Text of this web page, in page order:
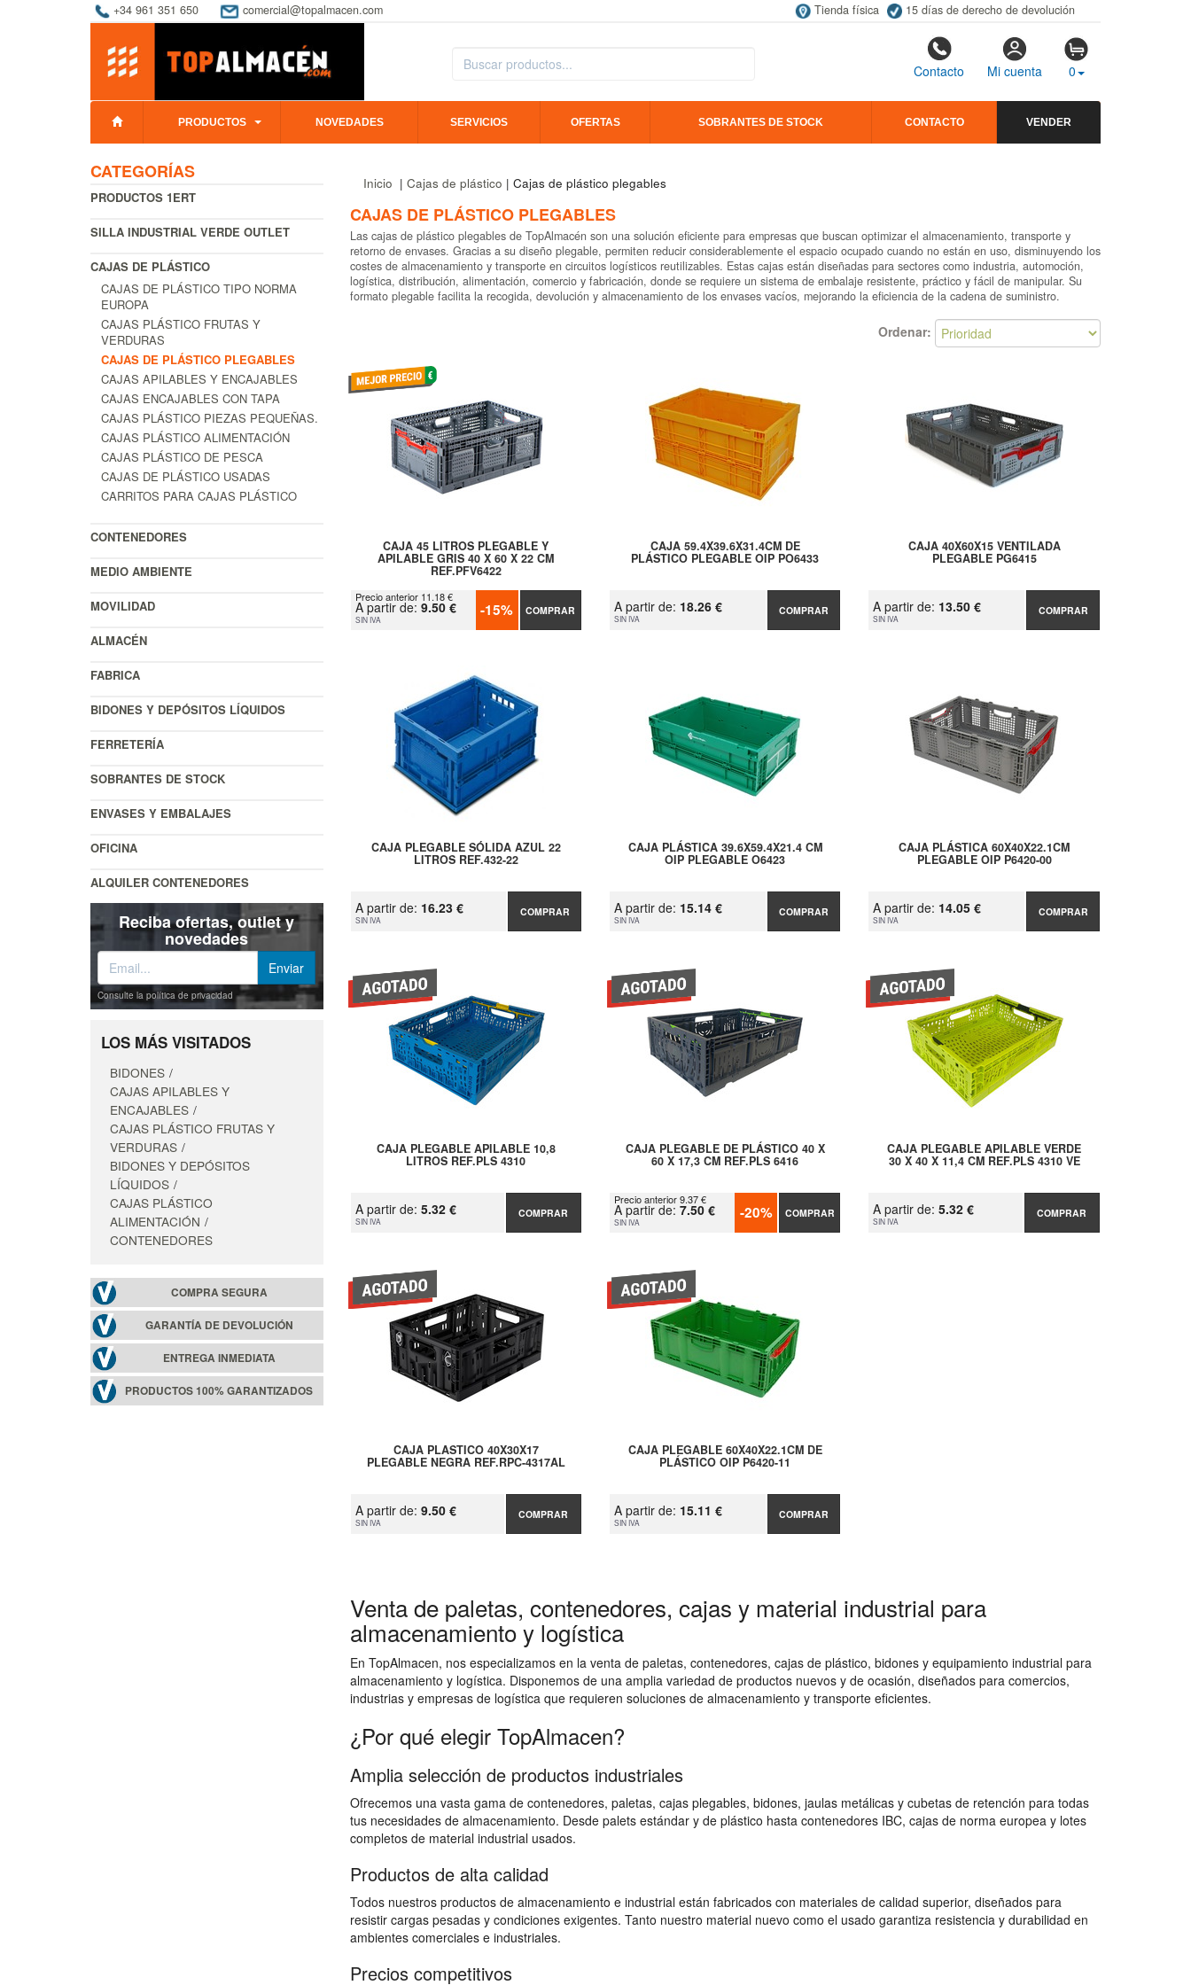
+34 961 351 650 comercial@topalmacen.com Tienda física 15 días de derecho de devolución
Contacto Mi cuenta 0
PRODUCTOS NOVEDADES SERVICIOS OFERTAS SOBRANTES DE STOCK CONTACTO VENDER
CATEGORÍAS
PRODUCTOS 1ERT
SILLA INDUSTRIAL VERDE OUTLET
CAJAS DE PLÁSTICO
CAJAS DE PLÁSTICO TIPO NORMA
EUROPA
CAJAS PLÁSTICO FRUTAS Y
VERDURAS
CAJAS DE PLÁSTICO PLEGABLES
CAJAS APILABLES Y ENCAJABLES
CAJAS ENCAJABLES CON TAPA
CAJAS PLÁSTICO PIEZAS PEQUEÑAS.
CAJAS PLÁSTICO ALIMENTACIÓN
CAJAS PLÁSTICO DE PESCA
CAJAS DE PLÁSTICO USADAS
CARRITOS PARA CAJAS PLÁSTICO
CONTENEDORES
MEDIO AMBIENTE
MOVILIDAD
ALMACÉN
FABRICA
BIDONES Y DEPÓSITOS LÍQUIDOS
FERRETERÍA
SOBRANTES DE STOCK
ENVASES Y EMBALAJES
OFICINA
ALQUILER CONTENEDORES
Reciba ofertas, outlet y
novedades
Consulte la política de privacidad
LOS MÁS VISITADOS
BIDONES
CAJAS APILABLES Y
ENCAJABLES
CAJAS PLÁSTICO FRUTAS Y
VERDURAS
BIDONES Y DEPÓSITOS
LÍQUIDOS
CAJAS PLÁSTICO
ALIMENTACIÓN
CONTENEDORES
COMPRA SEGURA
GARANTÍA DE DEVOLUCIÓN
ENTREGA INMEDIATA
PRODUCTOS 100% GARANTIZADOS
Inicio | Cajas de plástico | Cajas de plástico plegables
CAJAS DE PLÁSTICO PLEGABLES
Las cajas de plástico plegables de TopAlmacén son una solución eficiente para empresas que buscan optimizar el almacenamiento, transporte y
retorno de envases. Gracias a su diseño plegable, permiten reducir considerablemente el espacio ocupado cuando no están en uso, disminuyendo los
costes de almacenamiento y transporte en circuitos logísticos reutilizables. Estas cajas están diseñadas para sectores como industria, automoción,
logística, distribución, alimentación, comercio y fabricación, donde se requiere un sistema de embalaje resistente, práctico y fácil de manipular. Su
formato plegable facilita la recogida, devolución y almacenamiento de los envases vacíos, mejorando la eficiencia de la cadena de suministro.
Ordenar:
CAJA 45 LITROS PLEGABLE Y
APILABLE GRIS 40 X 60 X 22 CM
REF.PFV6422
Precio anterior 11.18 €
A partir de: 9.50 €
SIN IVA -15% COMPRAR
CAJA 59.4X39.6X31.4CM DE
PLÁSTICO PLEGABLE OIP PO6433
A partir de: 18.26 €
SIN IVA
COMPRAR
CAJA 40X60X15 VENTILADA
PLEGABLE PG6415
A partir de: 13.50 €
SIN IVA
COMPRAR
CAJA PLEGABLE SÓLIDA AZUL 22
LITROS REF.432-22
A partir de: 16.23 €
SIN IVA
COMPRAR
CAJA PLÁSTICA 39.6X59.4X21.4 CM
OIP PLEGABLE O6423
A partir de: 15.14 €
SIN IVA
COMPRAR
CAJA PLÁSTICA 60X40X22.1CM
PLEGABLE OIP P6420-00
A partir de: 14.05 €
SIN IVA
COMPRAR
CAJA PLEGABLE APILABLE 10,8
LITROS REF.PLS 4310
A partir de: 5.32 €
SIN IVA
COMPRAR
CAJA PLEGABLE DE PLÁSTICO 40 X
60 X 17,3 CM REF.PLS 6416
Precio anterior 9.37 €
A partir de: 7.50 €
SIN IVA -20% COMPRAR
CAJA PLEGABLE APILABLE VERDE
30 X 40 X 11,4 CM REF.PLS 4310 VE
A partir de:5.32 €
SIN IVA
COMPRAR
CAJA PLASTICO 40X30X17
PLEGABLE NEGRA REF.RPC-4317AL
A partir de: 9.50 €
SIN IVA
COMPRAR
CAJA PLEGABLE 60X40X22.1CM DE
PLÁSTICO OIP P6420-11
A partir de: 15.11 €
SIN IVA
COMPRAR
Venta de paletas, contenedores, cajas y material industrial para
almacenamiento y logística
En TopAlmacen, nos especializamos en la venta de paletas, contenedores, cajas de plástico, bidones y equipamiento industrial para
almacenamiento y logística. Disponemos de una amplia variedad de productos nuevos y de ocasión, diseñados para comercios,
industrias y empresas de logística que requieren soluciones de almacenamiento y transporte eficientes.
¿Por qué elegir TopAlmacen?
Amplia selección de productos industriales
Ofrecemos una vasta gama de contenedores, paletas, cajas plegables, bidones, jaulas metálicas y cubetas de retención para todas
tus necesidades de almacenamiento. Desde palets estándar y de plástico hasta contenedores IBC, cajas de norma europea y lotes
completos de material industrial usados.
Productos de alta calidad
Todos nuestros productos de almacenamiento e industrial están fabricados con materiales de calidad superior, diseñados para
resistir cargas pesadas y condiciones exigentes. Tanto nuestro material nuevo como el usado garantiza resistencia y durabilidad en
ambientes comerciales e industriales.
Precios competitivos